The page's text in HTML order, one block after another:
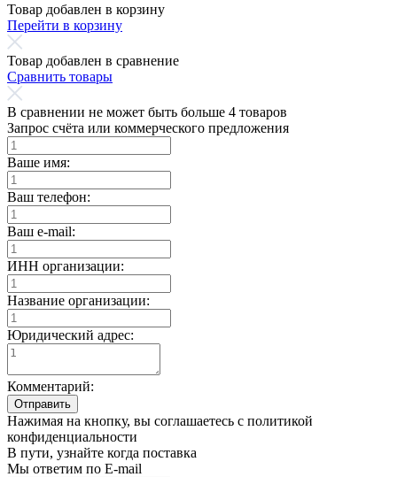
Товар добавлен в корзину
Перейти в корзину
Товар добавлен в сравнение
Сравнить товары
В сравнении не может быть больше 4 товаров
Запрос счёта или коммерческого предложения
Ваше имя:
Ваш телефон:
Ваш e-mail:
ИНН организации:
Название организации:
Юридический адрес:
Комментарий:
Отправить
Нажимая на кнопку, вы соглашаетесь с политикой
конфиденциальности
В пути, узнайте когда поставка
Мы ответим по E-mail